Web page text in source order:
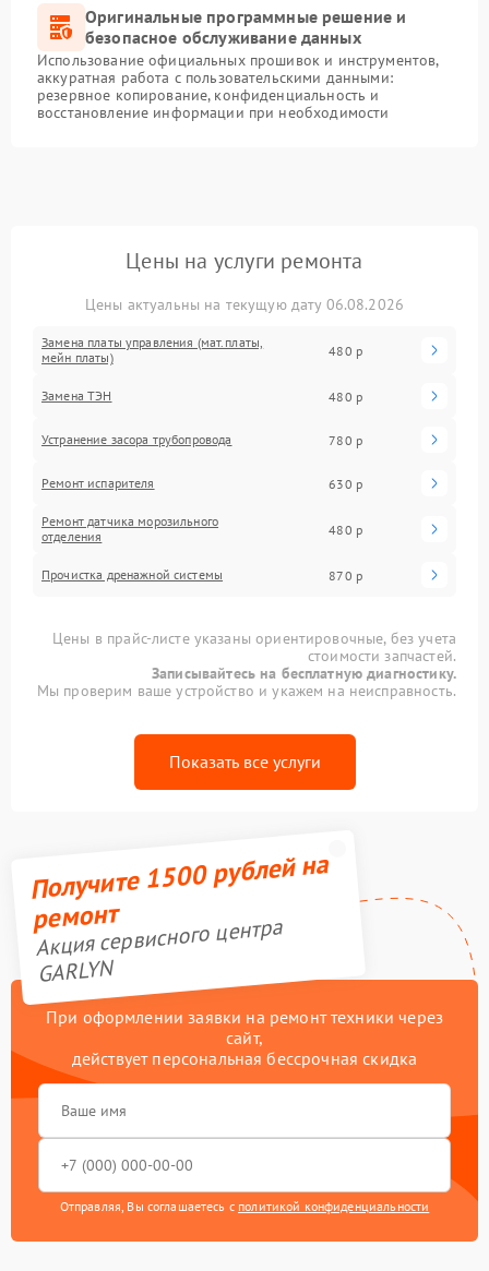
Оригинальные программные решение и
безопасное обслуживание данных
Использование официальных прошивок и инструментов,
аккуратная работа с пользовательскими данными:
резервное копирование, конфиденциальность и
восстановление информации при необходимости
Цены на услуги ремонта
Цены актуальны на текущую дату 06.08.2026
Замена платы управления (мат.платы,
мейн платы)
480 р
Замена ТЭН 480 р
Устранение засора трубопровода 780 р
Ремонт испарителя 630 р
Ремонт датчика морозильного
отделения
480 р
Прочистка дренажной системы 870 р
Цены в прайс-листе указаны ориентировочные, без учета
стоимости запчастей.
Записывайтесь на бесплатную диагностику.
Мы проверим ваше устройство и укажем на неисправность.
Показать все услуги
Получите 1500 рублей на
ремонт
Акция сервисного центра
GARLYN
При оформлении заявки на ремонт техники через
сайт,
действует персональная бессрочная скидка
Отправляя, Вы соглашаетесь с политикой конфиденциальности